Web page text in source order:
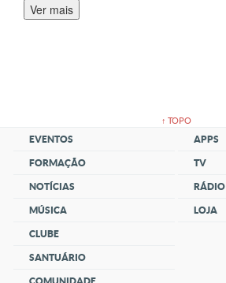
Ver mais
↑ TOPO
EVENTOS
FORMAÇÃO
NOTÍCIAS
MÚSICA
CLUBE
SANTUÁRIO
APPS
TV
RÁDIO
LOJA